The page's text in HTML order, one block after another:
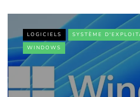
LOGICIELS
SYSTÈME
WINDOWS